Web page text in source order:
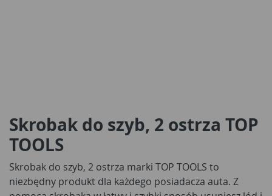
Skrobak do szyb, 2 ostrza TOP
TOOLS
Skrobak do szyb, 2 ostrza marki TOP TOOLS to
niezbędny produkt dla każdego posiadacza auta. Z